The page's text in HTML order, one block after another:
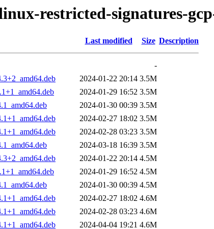
restricted-signatures-
Last modified Size Description
-
2024-01-22 20:14 3.5M
2024-01-29 16:52 3.5M
2024-01-30 00:39 3.5M
2024-02-27 18:02 3.5M
2024-02-28 03:23 3.5M
2024-03-18 16:39 3.5M
2024-01-22 20:14 4.5M
2024-01-29 16:52 4.5M
2024-01-30 00:39 4.5M
2024-02-27 18:02 4.6M
2024-02-28 03:23 4.6M
2024-04-04 19:21 4.6M